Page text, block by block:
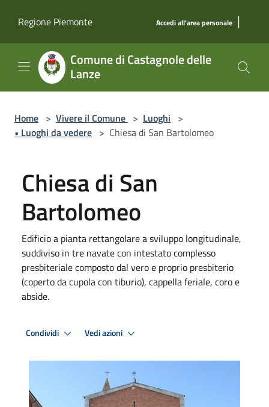
Regione Piemonte
Accedi all'area personale |
Comune di Castagnole delle
Lanze
Home > Vivere il Comune > Luoghi >
• Luoghi da vedere > Chiesa di San Bartolomeo
Chiesa di San
Bartolomeo
Edificio a pianta rettangolare a sviluppo longitudinale,
suddiviso in tre navate con intestato complesso
presbiteriale composto dal vero e proprio presbiterio
(coperto da cupola con tiburio), cappella feriale, coro e
abside.
Condividi Vedi azioni